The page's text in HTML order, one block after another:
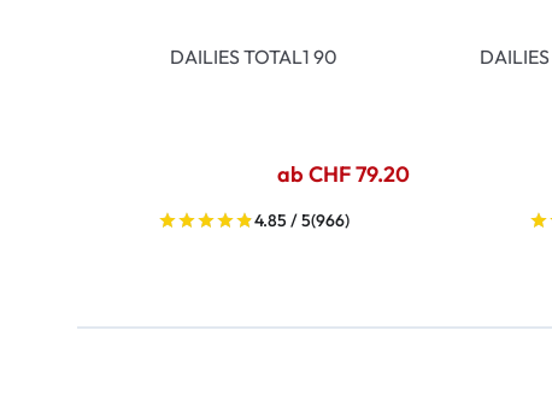
DAILIES TOTAL1 90
ab CHF 79.20
4.85 / 5(966)